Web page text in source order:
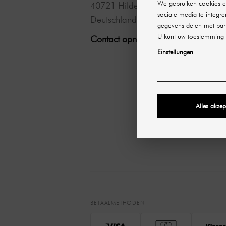
40721 Hilden
Deutschland
Contact opnemen →
FAQ
levertijd
BETAALMETHODEN
We gebruiken cookies
sociale media te
gegevens delen met
U kunt uw
Einstellungen
Alles